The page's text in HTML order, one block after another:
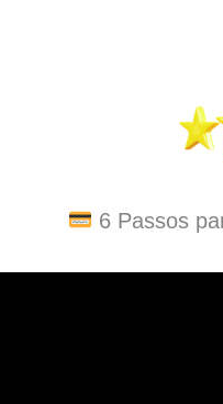
6 Passos